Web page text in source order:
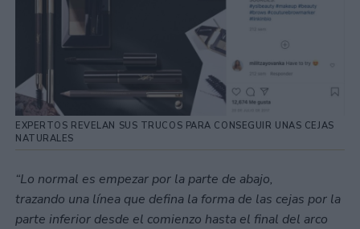
EXPERTOS REVELAN SUS TRUCOS PARA CONSEGUIR UNAS CEJAS
NATURALES
“Lo normal es empezar por la parte de abajo,
trazando una línea que defina la forma de las cejas por la
parte inferior desde el comienzo hasta el final del arco